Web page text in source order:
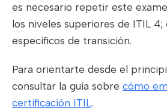
es necesario repetir este
los niveles superiores de ITIL
específicos de transición.
Para orientarte desde el
consultar la guía sobre cómo
certificación ITIL.